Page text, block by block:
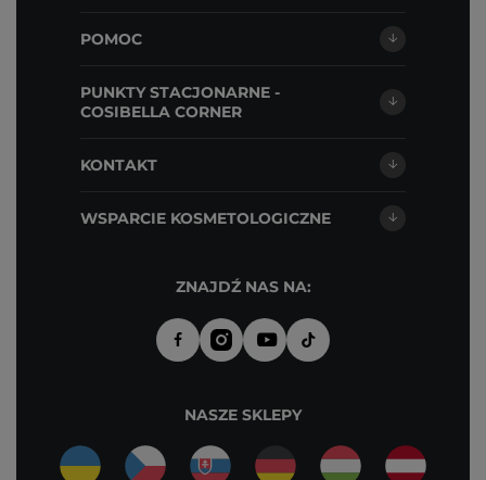
POMOC
PUNKTY STACJONARNE -
COSIBELLA CORNER
KONTAKT
WSPARCIE KOSMETOLOGICZNE
ZNAJDŹ NAS NA:
NASZE SKLEPY